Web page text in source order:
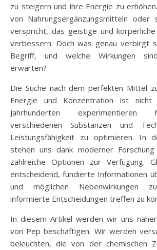
zu steigern und ihre Energie zu
von Nahrungsergänzungsmitteln oder
verspricht, das geistige und
verbessern. Doch was genau verbirgt
Begriff, und welche Wirkungen
erwarten?
Die Suche nach dem perfekten Mittel
Energie und Konzentration ist nicht
Jahrhunderten experimentieren
verschiedenen Substanzen und
Leistungsfähigkeit zu optimieren. In
stehen uns dank moderner
zahlreiche Optionen zur Verfügung.
entscheidend, fundierte Informationen
und möglichen Nebenwirkungen
informierte Entscheidungen treffen zu
In diesem Artikel werden wir uns
von Pep beschäftigen. Wir werden
beleuchten, die von der chemischen